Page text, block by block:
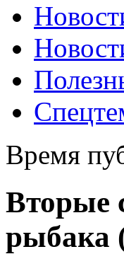
Время
Вторые
рыбака